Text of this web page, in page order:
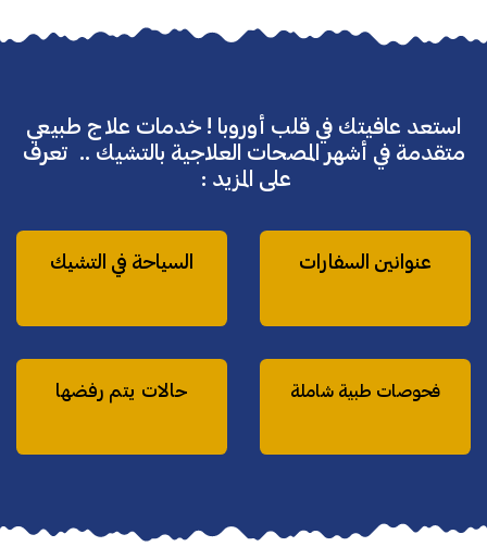
استعد عافيتك في قلب أوروبا ! خدمات علاج طبيعي
متقدمة في أشهر المصحات العلاجية بالتشيك .. تعرف
على المزيد :
عنوانين السفارات السياحة في التشيك
فحوصات طبية شاملة حالات يتم رفضها